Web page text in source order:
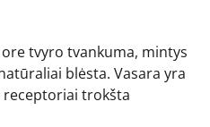
tvyro tvankuma, mintys
blėsta. Vasara yra
receptoriai trokšta